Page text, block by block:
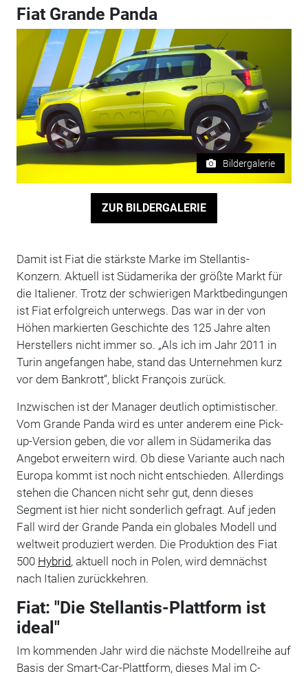
Fiat Grande Panda
Bildergalerie
ZUR BILDERGALERIE
Damit ist Fiat die stärkste Marke im Stellantis-
Konzern. Aktuell ist Südamerika der größte Markt für
die Italiener. Trotz der schwierigen Marktbedingungen
ist Fiat erfolgreich unterwegs. Das war in der von
Höhen markierten Geschichte des 125 Jahre alten
Herstellers nicht immer so. „Als ich im Jahr 2011 in
Turin angefangen habe, stand das Unternehmen kurz
vor dem Bankrott“, blickt François zurück.
Inzwischen ist der Manager deutlich optimistischer.
Vom Grande Panda wird es unter anderem eine Pick-
up-Version geben, die vor allem in Südamerika das
Angebot erweitern wird. Ob diese Variante auch nach
Europa kommt ist noch nicht entschieden. Allerdings
stehen die Chancen nicht sehr gut, denn dieses
Segment ist hier nicht sonderlich gefragt. Auf jeden
Fall wird der Grande Panda ein globales Modell und
weltweit produziert werden. Die Produktion des Fiat
500 Hybrid, aktuell noch in Polen, wird demnächst
nach Italien zurückkehren.
Fiat: "Die Stellantis-Plattform ist
ideal"
Im kommenden Jahr wird die nächste Modellreihe auf
Basis der Smart-Car-Plattform, dieses Mal im C-